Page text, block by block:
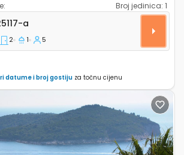
Broj jedinica: 1
Dubrovnik A-25117-a
a
2 1 5
datume i broj gostijuza točnu cijenu